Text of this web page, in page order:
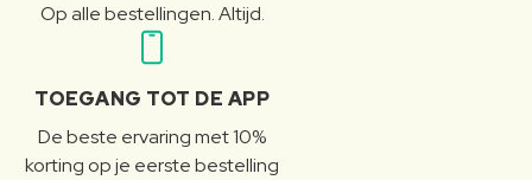
Op alle bestellingen. Altijd.
TOEGANG TOT DE APP
De beste ervaring met 10%
korting op je eerste bestelling